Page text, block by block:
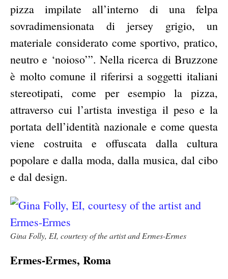
pizza impilate all’interno di una felpa
sovradimensionata di jersey grigio, un
materiale considerato come sportivo, pratico,
neutro e ‘noioso’”. Nella ricerca di Bruzzone
è molto comune il riferirsi a soggetti italiani
stereotipati, come per esempio la pizza,
attraverso cui l’artista investiga il peso e la
portata dell’identità nazionale e come questa
viene costruita e offuscata dalla cultura
popolare e dalla moda, dalla musica, dal cibo
e dal design.
Gina Folly, EI, courtesy of the artist and Ermes-Ermes
Ermes-Ermes, Roma